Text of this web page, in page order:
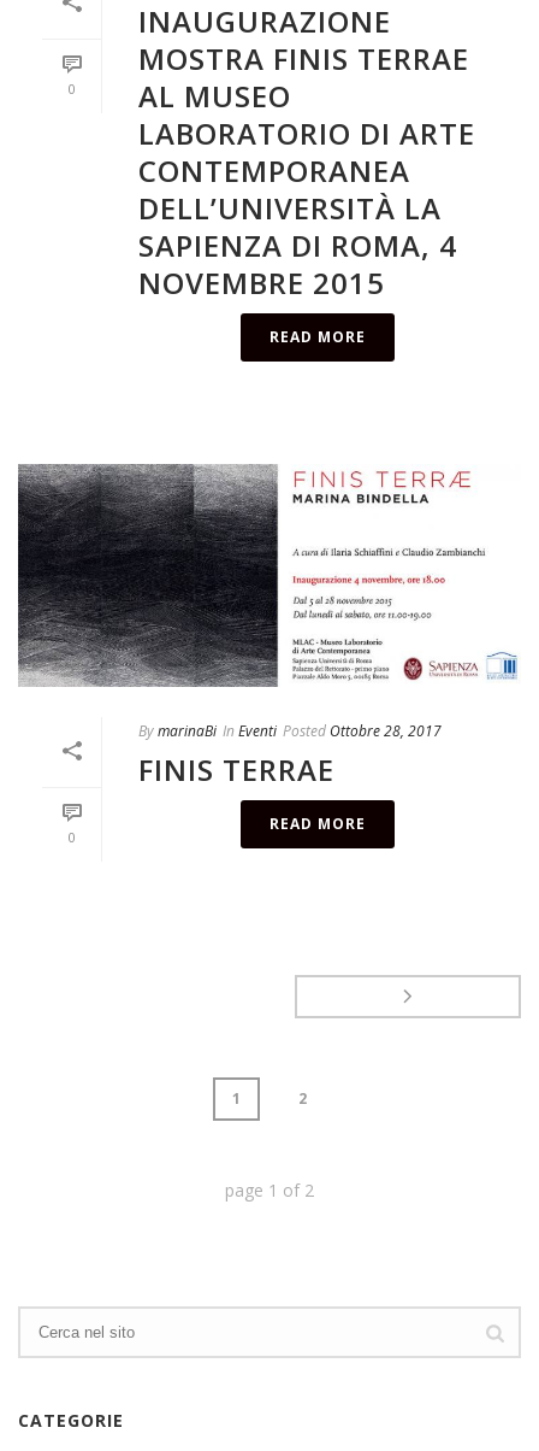
0
INAUGURAZIONE
MOSTRA FINIS TERRAE
AL MUSEO
LABORATORIO DI ARTE
CONTEMPORANEA
DELL’UNIVERSITÀ LA
SAPIENZA DI ROMA, 4
NOVEMBRE 2015
READ MORE
0
BymarinaBi In Eventi Posted Ottobre 28, 2017
FINIS TERRAE
READ MORE
1 2
page 1 of 2
CATEGORIE